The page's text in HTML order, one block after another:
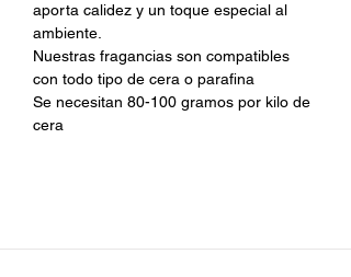
aporta calidez y un toque especial al
ambiente.
Nuestras fragancias son compatibles
con todo tipo de cera o parafina
Se necesitan 80-100 gramos por kilo de
cera